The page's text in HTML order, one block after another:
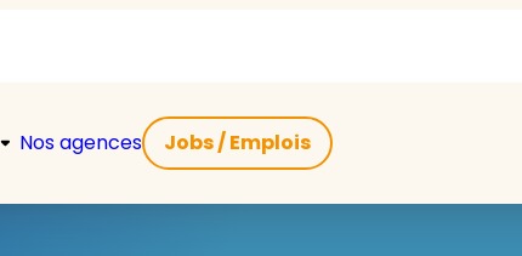
Nos agences Jobs / Emplois